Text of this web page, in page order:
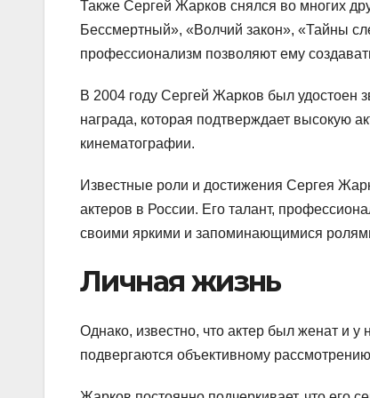
Также Сергей Жарков снялся во многих
Бессмертный», «Волчий закон», «Тайны
профессионализм позволяют ему
В 2004 году Сергей Жарков был удостоен
награда, которая подтверждает высокую
кинематографии.
Известные роли и достижения Сергея
актеров в России. Его талант,
своими яркими и запоминающимися
Личная жизнь
Однако, известно, что актер был женат и у
подвергаются объективному